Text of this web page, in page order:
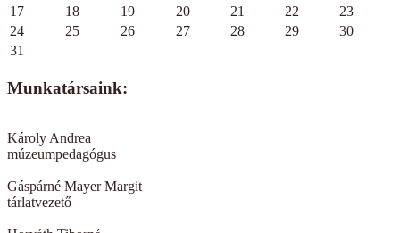
17
18 19 20 21 22
23
24
25 26 27 28 29
30
31
Munkatársaink:
Károly Andrea
múzeumpedagógus
Gáspárné Mayer Margit
tárlatvezető